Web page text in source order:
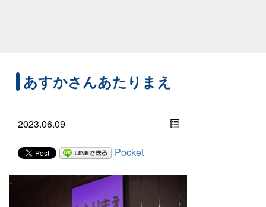
あすかさんあたりまえ
2023.06.09
Pocket